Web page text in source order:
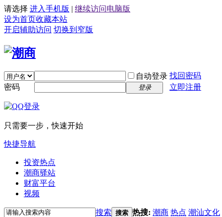
请选择 进入手机版 | 继续访问电脑版
设为首页收藏本站
开启辅助访问 切换到窄版
自动登录 找回密码
密码
登录 立即注册
只需要一步，快速开始
快捷导航
投资热点
潮商驿站
财富平台
视频
搜索 搜索 热搜: 潮商 热点 潮汕文化